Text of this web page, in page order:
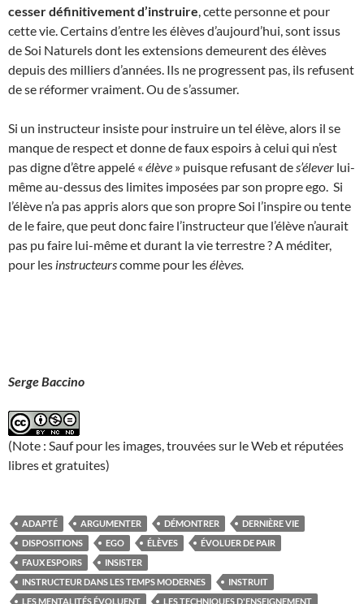
cesser définitivement d’instruire , cette personne et pour
cette vie. Certains d’entre les élèves d’aujourd’hui, sont issus
de Soi Naturels dont les extensions demeurent des élèves
depuis des milliers d’années. Ils ne progressent pas, ils refusent
de se réformer vraiment. Ou de s’assumer.
Si un instructeur insiste pour instruire un tel élève, alors il se
manque de respect et donne de faux espoirs à celui qui n’est
pas digne d’être appelé « élève » puisque refusant de s’élever lui-
même au-dessus des limites imposées par son propre ego. Si
l’élève n’a pas appris alors que son propre Soi l’inspire ou tente
de le faire, que peut donc faire l’instructeur que l’élève n’aurait
pas pu faire lui-même et durant la vie terrestre ? A méditer,
pour les instructeurscomme pour lesélèves.
Serge Baccino
(Note : Sauf pour les images, trouvées sur le Web et réputées
libres et gratuites)
ADAPTÉ ARGUMENTER DÉMONTRER
DERNIÈRE VIE
DISPOSITIONS
EGO ÉLÈVES
ÉVOLUER DE PAIR
FAUX ESPOIRS
INSISTER
INSTRUCTEUR DANS LES TEMPS MODERNES
INSTRUIT
LES MENTALITÉS ÉVOLUENT
LES TECHNIQUES D'ENSEIGNEMENT